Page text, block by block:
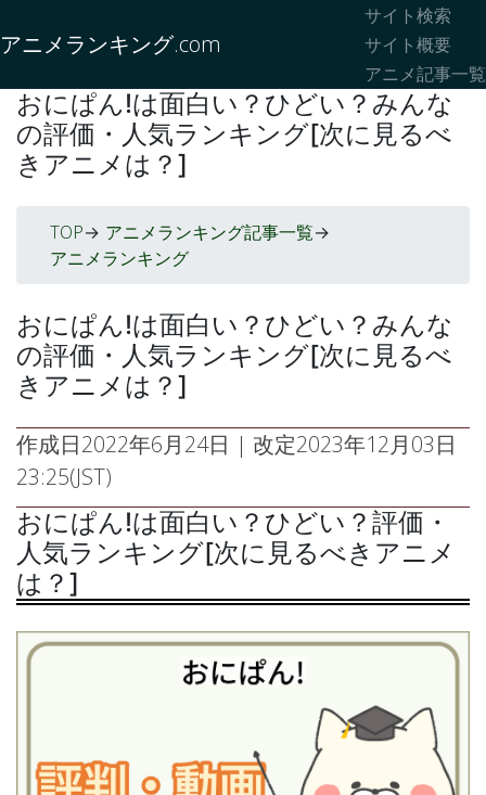
アニメランキング.com
サイト検索
サイト概要
アニメ記事一覧
おにぱん!は面白い？ひどい？みんな
の評価・人気ランキング[次に見るべ
きアニメは？]
TOP-> アニメランキング記事一覧->
アニメランキング
おにぱん!は面白い？ひどい？みんな
の評価・人気ランキング[次に見るべ
きアニメは？]
作成日2022年6月24日 | 改定2023年12月03日
23:25(JST)
おにぱん!は面白い？ひどい？評価・
人気ランキング[次に見るべきアニメ
は？]